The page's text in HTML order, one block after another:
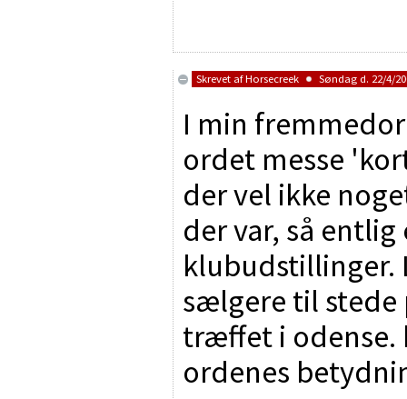
Skrevet afHorsecreek Søndag d. 22/4/
I min
ordet messe
der vel ikke
der var, så
klubudstillinger.
sælgere til stede
træffet i odense.
ordenes